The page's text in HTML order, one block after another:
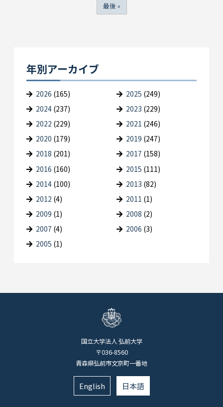
最後 »
年別アーカイブ
2026 (165) 2025 (249)
2024 (237) 2023 (229)
2022 (229) 2021 (246)
2020 (179) 2019 (247)
2018 (201) 2017 (158)
2016 (160) 2015 (111)
2014 (100) 2013 (82)
2012 (4) 2011 (1)
2009 (1) 2008 (2)
2007 (4) 2006 (3)
2005 (1)
国立大学法人 弘前大学
〒036-8560
青森県弘前市文京町一番地
English 日本語